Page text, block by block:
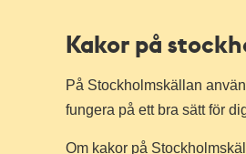
Kakor på
På Stockholmskällan
fungera på ett bra sätt för
Om kakor på